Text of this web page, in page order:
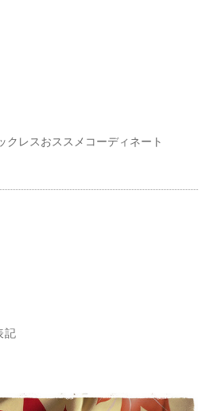
節柄、少しでも早く入手したい物だった
が終わってもこのケースは、ずっと手元
絣はとてもかわいくて、私の大のお
々アイデアで使いまわしてください
レスおススメコーディネート
記